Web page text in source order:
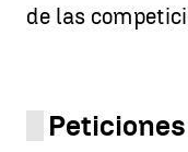
de las
Peticiones